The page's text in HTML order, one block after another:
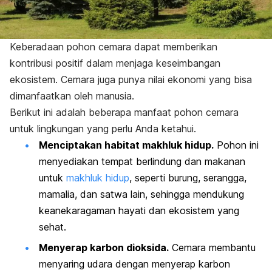
Keberadaan pohon cemara dapat memberikan
kontribusi positif dalam menjaga keseimbangan
ekosistem. Cemara juga punya nilai ekonomi yang bisa
dimanfaatkan oleh manusia.
Berikut ini adalah beberapa manfaat pohon cemara
untuk lingkungan yang perlu Anda ketahui.
Menciptakan habitat makhluk hidup. Pohon ini
menyediakan tempat berlindung dan makanan
untuk makhluk hidup, seperti burung, serangga,
mamalia, dan satwa lain, sehingga mendukung
keanekaragaman hayati dan ekosistem yang
sehat.
Menyerap karbon dioksida. Cemara membantu
menyaring udara dengan menyerap karbon